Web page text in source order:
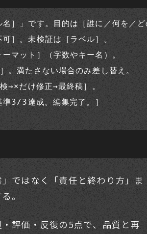
名］」です。目的は［誰に／何を／
］。未検証は［ラベル］。
マット］（字数やキー名）。
。満たさない場合のみ差し替え。
→×だけ修正→最終稿］。
ではなく「責任と終わり方」ま
。
評価・反復の5点で、品質と再